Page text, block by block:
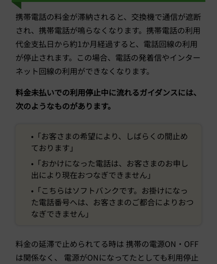
携帯電話の料金が滞納されると、交換機で通信が遮断
され、携帯電話が鳴らなくなります。携帯電話の利用
代金支払日から約1か月経過すると、電話回線の利用
が停止されます。この場合、電話の発着信やインター
ネット回線の利用ができなくなります。
料金未払いでの利用停止中に流れるガイダンスには、
次のようなものがあります。
•「お客さまの希望により、しばらくの間止め
ております」
•「おかけになった電話は、お客さまのお申し
出により現在おつなぎできません」
•「こちらはソフトバンクです。お掛けになっ
た電話番号へは、お客さまのご都合によりおつ
なぎできません」
料金の延滞で止められてる時は 携帯の電源ON・OFF
は関係なく、 電源がONになってたとしても利用停止